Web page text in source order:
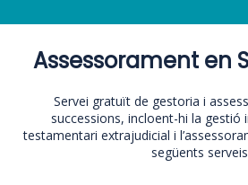
Assessorament en
Servei gratuït de gestoria i
successions, incloent-hi la gestió
testamentari extrajudicial i
següents